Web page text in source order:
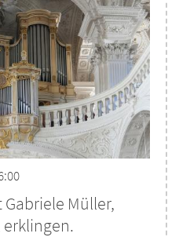
Gabriele Müller,
erklingen.